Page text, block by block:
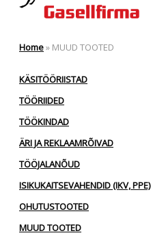
Home» MUUD TOOTED
KÄSITÖÖRIISTAD
TÖÖRIIDED
TÖÖKINDAD
ÄRI JA REKLAAMRÕIVAD
TÖÖJALANÕUD
ISIKUKAITSEVAHENDID (IKV, PPE)
OHUTUSTOOTED
MUUD TOOTED